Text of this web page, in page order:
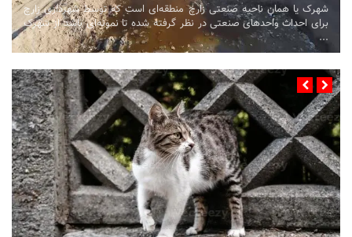
شهرک یا همان ناحیه صنعتی زارچ منطقه‌ای است که توسط شهرداری زارچ
برای احداث واحدهای صنعتی در نظر گرفته شده تا نمونه‌ای باشد از شهرک
...